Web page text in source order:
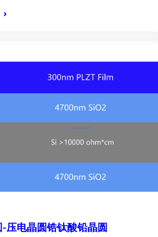
压电晶圆锆钛酸铅晶圆